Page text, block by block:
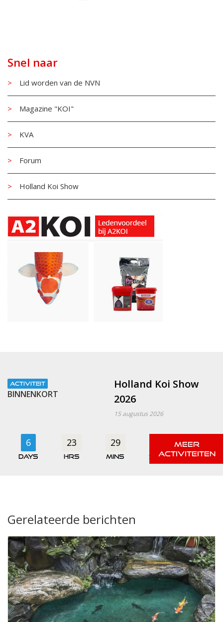
Snel naar
Lid worden van de NVN
Magazine "KOI"
KVA
Forum
Holland Koi Show
ACTIVITEIT
BINNENKORT
Holland Koi Show
2026
15 augustus 2026
6
days
23
hrs
29
mins secs
Gerelateerde berichten